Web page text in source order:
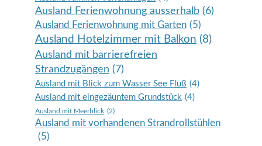
Ausland Ferienwohnung ausserhalb (6)
Ausland Ferienwohnung mit Garten (5)
Ausland Hotelzimmer mit Balkon (8)
Ausland mit barrierefreien
Strandzugängen (7)
Ausland mit Blick zum Wasser See Fluß (4)
Ausland mit eingezäuntem Grundstück (4)
Ausland mit Meerblick (2)
Ausland mit vorhandenen Strandrollstühlen
(5)